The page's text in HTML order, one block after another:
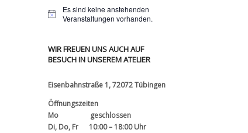
Es sind keine anstehenden
Veranstaltungen vorhanden.
WIR FREUEN UNS AUCH AUF
BESUCH IN UNSEREM ATELIER
Eisenbahnstraße 1, 72072 Tübingen
Öffnungszeiten
Mo geschlossen
Di, Do, Fr 10:00 – 18:00 Uhr